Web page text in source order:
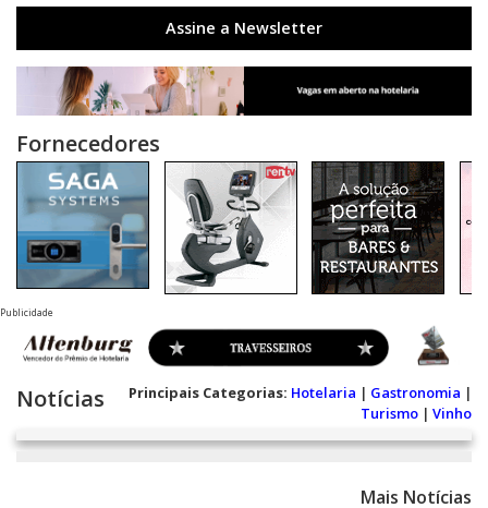
Assine a Newsletter
Fornecedores
Publicidade
Notícias Principais Categorias: Hotelaria | Gastronomia |
Turismo | Vinho
Mais Notícias